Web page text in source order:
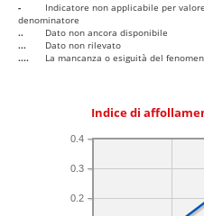
-
Indicatore non applicabile per
denominatore
..
Dato non ancora disponibile
...
Dato non rilevato
....
La mancanza o esiguità del
Indice di
0.2
0.3
0.4